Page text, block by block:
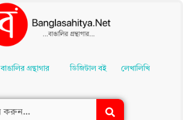
বাঙালির গ্রন্থাগার ডিজিটাল বই লেখালিখি